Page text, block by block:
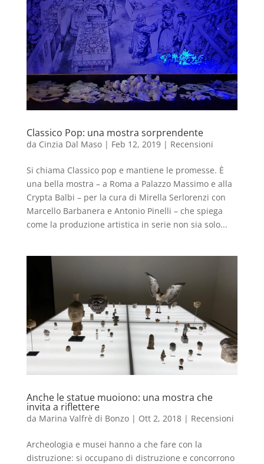
Classico Pop: una mostra sorprendente
da Cinzia Dal Maso| Feb 12, 2019| Recensioni
Si chiama Classico pop e mantiene le promesse. È
una bella mostra – a Roma a Palazzo Massimo e alla
Crypta Balbi – per la cura di Mirella Serlorenzi con
Marcello Barbanera e Antonio Pinelli – che spiega
come la produzione artistica in serie non sia solo...
Anche le statue muoiono: una mostra che
invita a riflettere
da Marina Valfrè di Bonzo| Ott 2, 2018| Recensioni
Archeologia e musei hanno a che fare con la
distruzione: si occupano di distruzione e concorrono